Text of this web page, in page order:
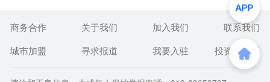
商务合作 关于我们 加入我们
联系我们
城市加盟
寻求报道 我要入驻 投资者关系